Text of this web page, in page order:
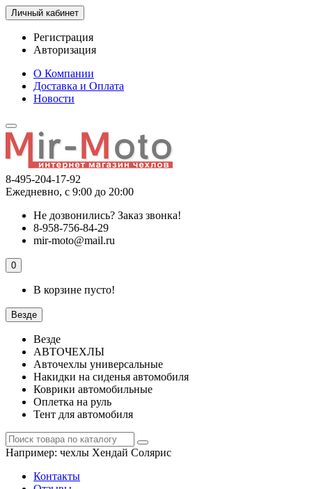
Личный кабинет
Регистрация
Авторизация
О Компании
Доставка и Оплата
Новости
8-495-204-17-92
Ежедневно, с 9:00 до 20:00
Не дозвонились? Заказ звонка!
8-958-756-84-29
mir-moto@mail.ru
0
В корзине пусто!
Везде
Везде
АВТОЧЕХЛЫ
Авточехлы универсальные
Накидки на сиденья автомобиля
Коврики автомобильные
Оплетка на руль
Тент для автомобиля
Например: чехлы Хендай Солярис
Контакты